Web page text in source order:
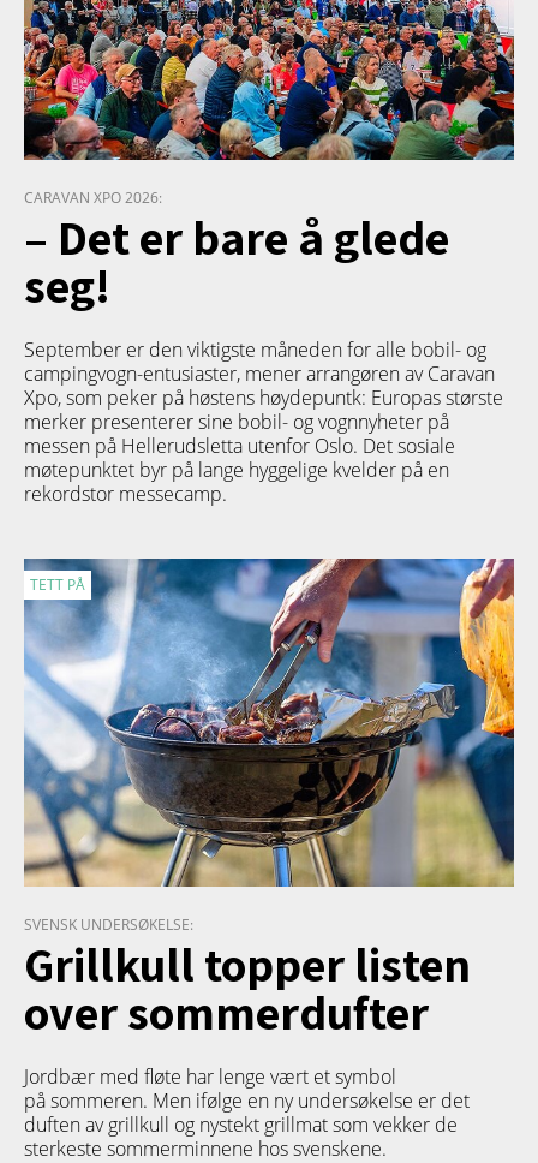
CARAVAN XPO 2026:
– Det er bare å glede
seg!
September er den viktigste måneden for alle bobil- og
campingvogn-entusiaster, mener arrangøren av Caravan
Xpo, som peker på høstens høydepuntk: Europas største
merker presenterer sine bobil- og vognnyheter på
messen på Hellerudsletta utenfor Oslo. Det sosiale
møtepunktet byr på lange hyggelige kvelder på en
rekordstor messecamp.
TETT PÅ
SVENSK UNDERSØKELSE:
Grillkull topper listen
over sommerdufter
Jordbær med fløte har lenge vært et symbol
på sommeren. Men ifølge en ny undersøkelse er det
duften av grillkull og nystekt grillmat som vekker de
sterkeste sommerminnene hos svenskene.